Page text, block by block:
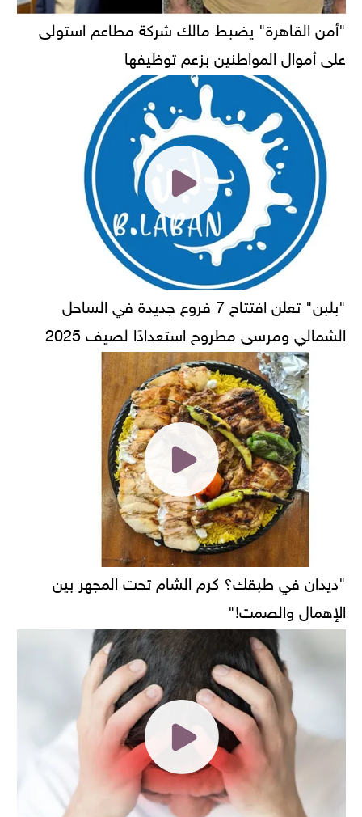
"أمن القاهرة" يضبط مالك شركة مطاعم استولى
على أموال المواطنين بزعم توظيفها
"بلبن" تعلن افتتاح 7 فروع جديدة في الساحل
الشمالي ومرسى مطروح استعدادًا لصيف 2025
"ديدان في طبقك؟ كرم الشام تحت المجهر بين
الإهمال والصمت!"